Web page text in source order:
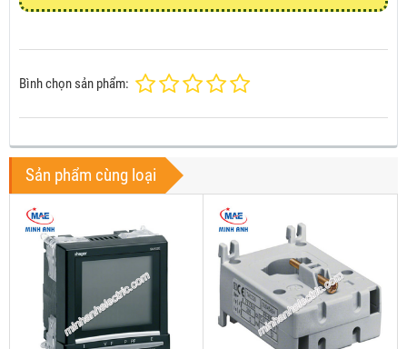
Bình chọn sản phẩm:
Sản phẩm cùng loại